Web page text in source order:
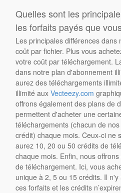
Quelles sont les
les forfaits payés que
Les principales différences dans
coût par fichier. Plus vous
votre coût par téléchargement.
dans notre plan d'abonnement
aurez des téléchargements
illimité auxVecteezy.com
offrons également des plans de
permettent d'acheter une
téléchargements (chacun de
crédit) chaque mois. Ceux-ci ne
aurez 10, 20 ou 50 crédits de
chaque mois. Enfin, nous
de téléchargement. Ici, vous
unique à 2, 5 ou 15 crédits. Il
ces forfaits et les crédits